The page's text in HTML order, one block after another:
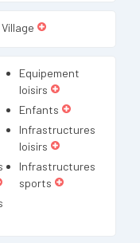
Village
Equipement
loisirs
Enfants
Infrastructures
loisirs
Infrastructures
sports